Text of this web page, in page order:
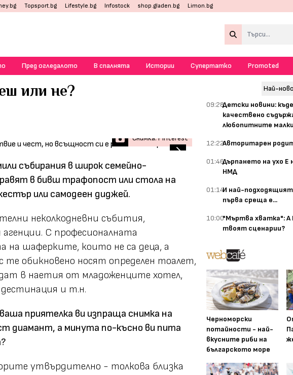
Topsport.bg Lifestyle.bg Infostock shop.gladen.bg Limon.bg
Пред огледалото В спалнята Истории Супертатко Promoted
или не?
Снимка: Pinterest
събирания в широк семейно-
в бивш трафопост или стола на
или самодеен диджей.
неколкодневни събития,
С професионалната
на шаферките, които не са деца, а
те обикновено носят определен тоалет,
в наетия от младоженците хотел,
и т.н.
приятелка ви изпраща снимка на
диамант, а минута по-късно ви пита
утвърдително - толкова близка
Най-
09:28Детски новини:
качествено
любопитните
12:22Авторитарен
01:46Дърпането на ухо Е
НМД
01:14И най-
първа среща е...
10:00"Мъртва хватка": А
твоят сценарии?
Черноморски
потайности - най-
вкусните риби на
българското море